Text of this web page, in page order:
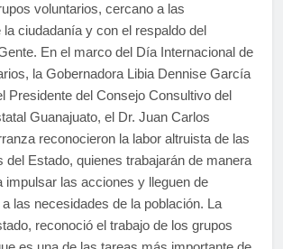
voluntarios, cercano a las
la ciudadanía y con el respaldo del
En el marco del Día Internacional de
la Gobernadora Libia Dennise García
Presidente del Consejo Consultivo del
Guanajuato, el Dr. Juan Carlos
reconocieron la labor altruista de las
del Estado, quienes trabajarán de manera
impulsar las acciones y lleguen de
las necesidades de la población. La
reconoció el trabajo de los grupos